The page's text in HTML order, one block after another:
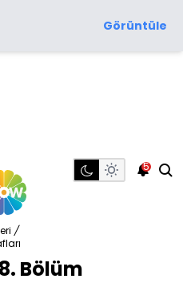
Görüntüle
5
/
Bölüm